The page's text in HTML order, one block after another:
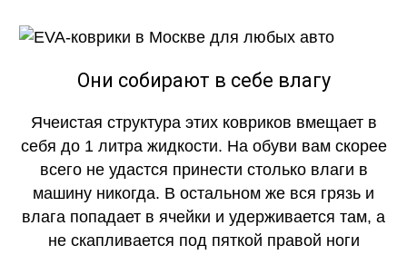
КАЧЕСТВО
ОГОНЬ
Они собирают в себе влагу
Ячеистая структура этих ковриков вмещает в
себя до 1 литра жидкости. На обуви вам скорее
всего не удастся принести столько влаги в
машину никогда. В остальном же вся грязь и
влага попадает в ячейки и удерживается там, а
не скапливается под пяткой правой ноги